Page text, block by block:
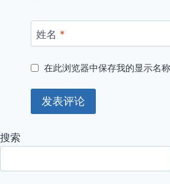
姓名 *
在此浏览器中保存我的显示名
搜索